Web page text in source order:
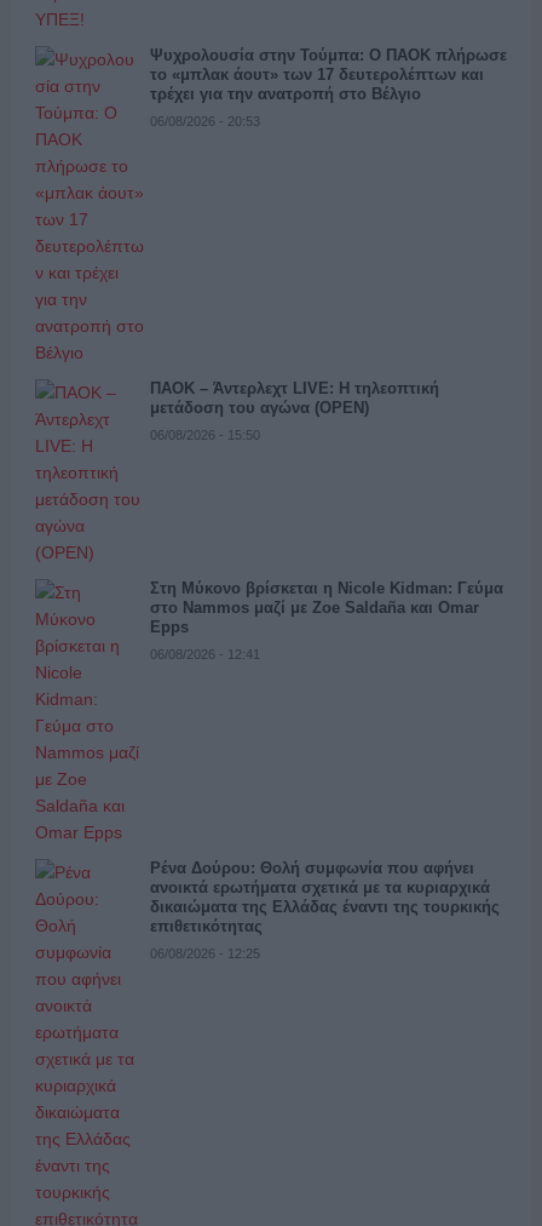
Ψυχρολουσία στην Τούμπα: Ο ΠΑΟΚ πλήρωσε
το «μπλακ άουτ» των 17 δευτερολέπτων και
τρέχει για την ανατροπή στο Βέλγιο
06/08/2026 - 20:53
ΠΑΟΚ – Άντερλεχτ LIVE: Η τηλεοπτική
μετάδοση του αγώνα (OPEN)
06/08/2026 - 15:50
Στη Μύκονο βρίσκεται η Nicole Kidman: Γεύμα
στο Nammos μαζί με Zoe Saldaña και Omar
Epps
06/08/2026 - 12:41
Ρένα Δούρου: Θολή συμφωνία που αφήνει
ανοικτά ερωτήματα σχετικά με τα κυριαρχικά
δικαιώματα της Ελλάδας έναντι της τουρκικής
επιθετικότητας
06/08/2026 - 12:25